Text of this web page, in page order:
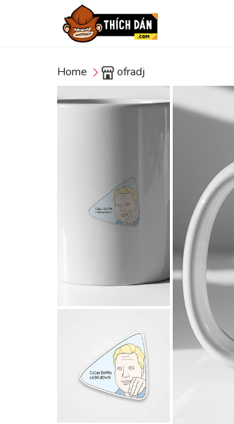
Home ofradj